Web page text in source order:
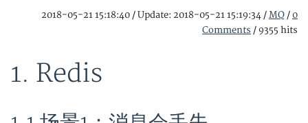
2018-05-21 15:18:40 /Update: 2018-05-21 15:19:34 /MQ /0
Comments /9355 hits
1. Redis